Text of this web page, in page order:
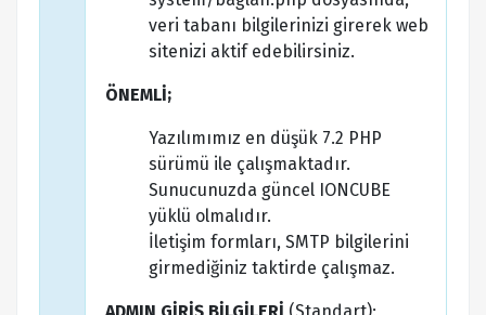
veri tabanı bilgilerinizi girerek web
sitenizi aktif edebilirsiniz.
ÖNEMLİ;
Yazılımımız en düşük 7.2 PHP
sürümü ile çalışmaktadır.
Sunucunuzda güncel IONCUBE
yüklü olmalıdır.
İletişim formları, SMTP bilgilerini
girmediğiniz taktirde çalışmaz.